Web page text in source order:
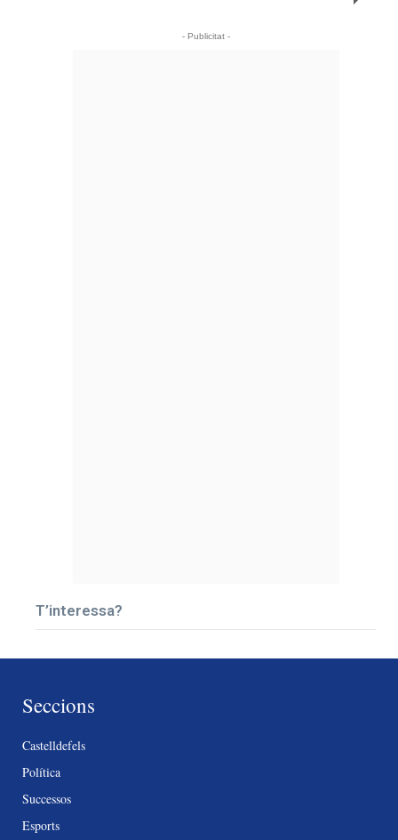
- Publicitat -
T’interessa?
Seccions
Castelldefels
Política
Successos
Esports